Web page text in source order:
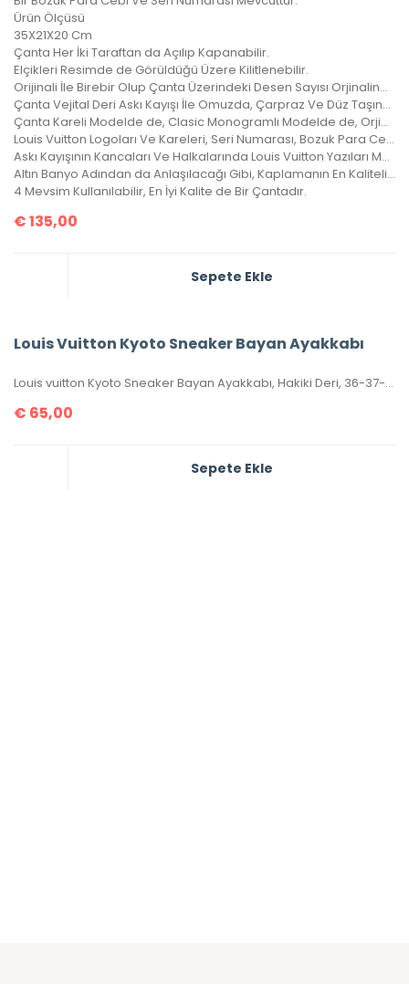
Ürün Ölçüsü
35X21X20 Cm
Çanta Her İki Taraftan da Açılıp Kapanabilir.
Elçikleri Resimde de Görüldüğü Üzere Kilitlenebilir.
Orijinali İle Birebir Olup Çanta Üzerindeki Desen Sayısı Orjinalinde ki İle Aynıdır.
Çanta Vejital Deri Askı Kayışı İle Omuzda, Çarpraz Ve Düz Taşınabilir.
Çanta Kareli Modelde de, Clasic Monogramlı Modelde de, Orjinalinde ki Kare Sayısı İle Çantamızdaki Kare Sayıları Eşittir.
Louis Vuitton Logoları Ve Kareleri, Seri Numarası, Bozuk Para Cebi İle Birebir Aynıdır.
Askı Kayışının Kancaları Ve Halkalarında Louis Vuitton Yazıları Mevcuttur Ve Metal Aksamları Altın Banyodur.
Altın Banyo Adından da Anlaşılacağı Gibi, Kaplamanın En Kaliteli Olanıdır. Ömürlüktür, Yıllarca Kararmaz, Sararmaz.
4 Mevsim Kullanılabilir, En İyi Kalite de Bir Çantadır.
€135,00
Sepete Ekle
Louis Vuitton Kyoto Sneaker Bayan Ayakkabı
Louis vuitton Kyoto Sneaker Bayan Ayakkabı, Hakiki Deri, 36-37-38-39-40 Numaraları Mevcuttur.
€ 65,00
Sepete Ekle